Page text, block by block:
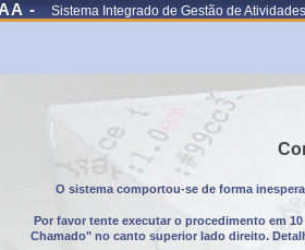
- Sistema Integrado de Gestão de
O sistema comportou-se de forma
Por favor tente executar o procedimento em
Chamado" no canto superior lado direito.